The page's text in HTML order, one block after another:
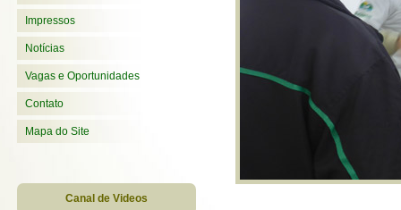
Impressos
Notícias
Vagas e Oportunidades
Contato
Mapa do Site
Canal de Videos